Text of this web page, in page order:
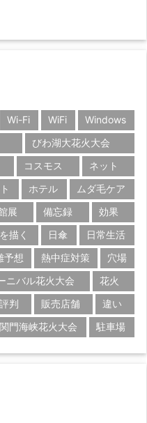
Wi-Fi WiFi
Windows
びわ湖大花火大会
コスモス
ネット
ホテル
ムダ毛ケア
展 備忘録
効果
描く 日傘
日常生活
予想 熱中症対策
穴場
ニバル花火大会
花火
評判 販売店舗
違い
関門海峡花火大会 駐車場